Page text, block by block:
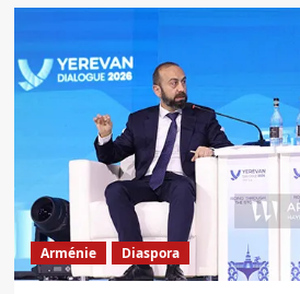
Arménie Diaspora